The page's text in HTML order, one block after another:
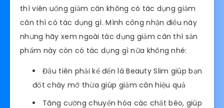
thì viên uống giảm cân không có tác dụng giảm
cân thì có tác dụng gì. Mình công nhận điều này
nhưng hãy xem ngoài tác dụng giảm cân thì sản
phẩm này còn có tác dụng gì nữa không nhé:
Đầu tiên phải kể đến là Beauty Slim giúp bạn
đốt cháy mỡ thừa giúp giảm cân hiệu quả
Tăng cường chuyển hóa các chất béo, giúp